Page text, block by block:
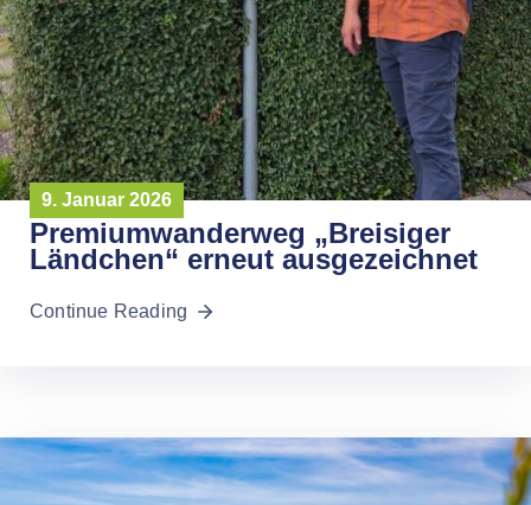
9. Januar 2026
Premiumwanderweg „Breisiger
Ländchen“ erneut ausgezeichnet
Continue Reading